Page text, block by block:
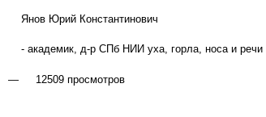
Янов Юрий Константинович
- академик, д-р СПб НИИ уха, горла, носа и речи
12509 просмотров